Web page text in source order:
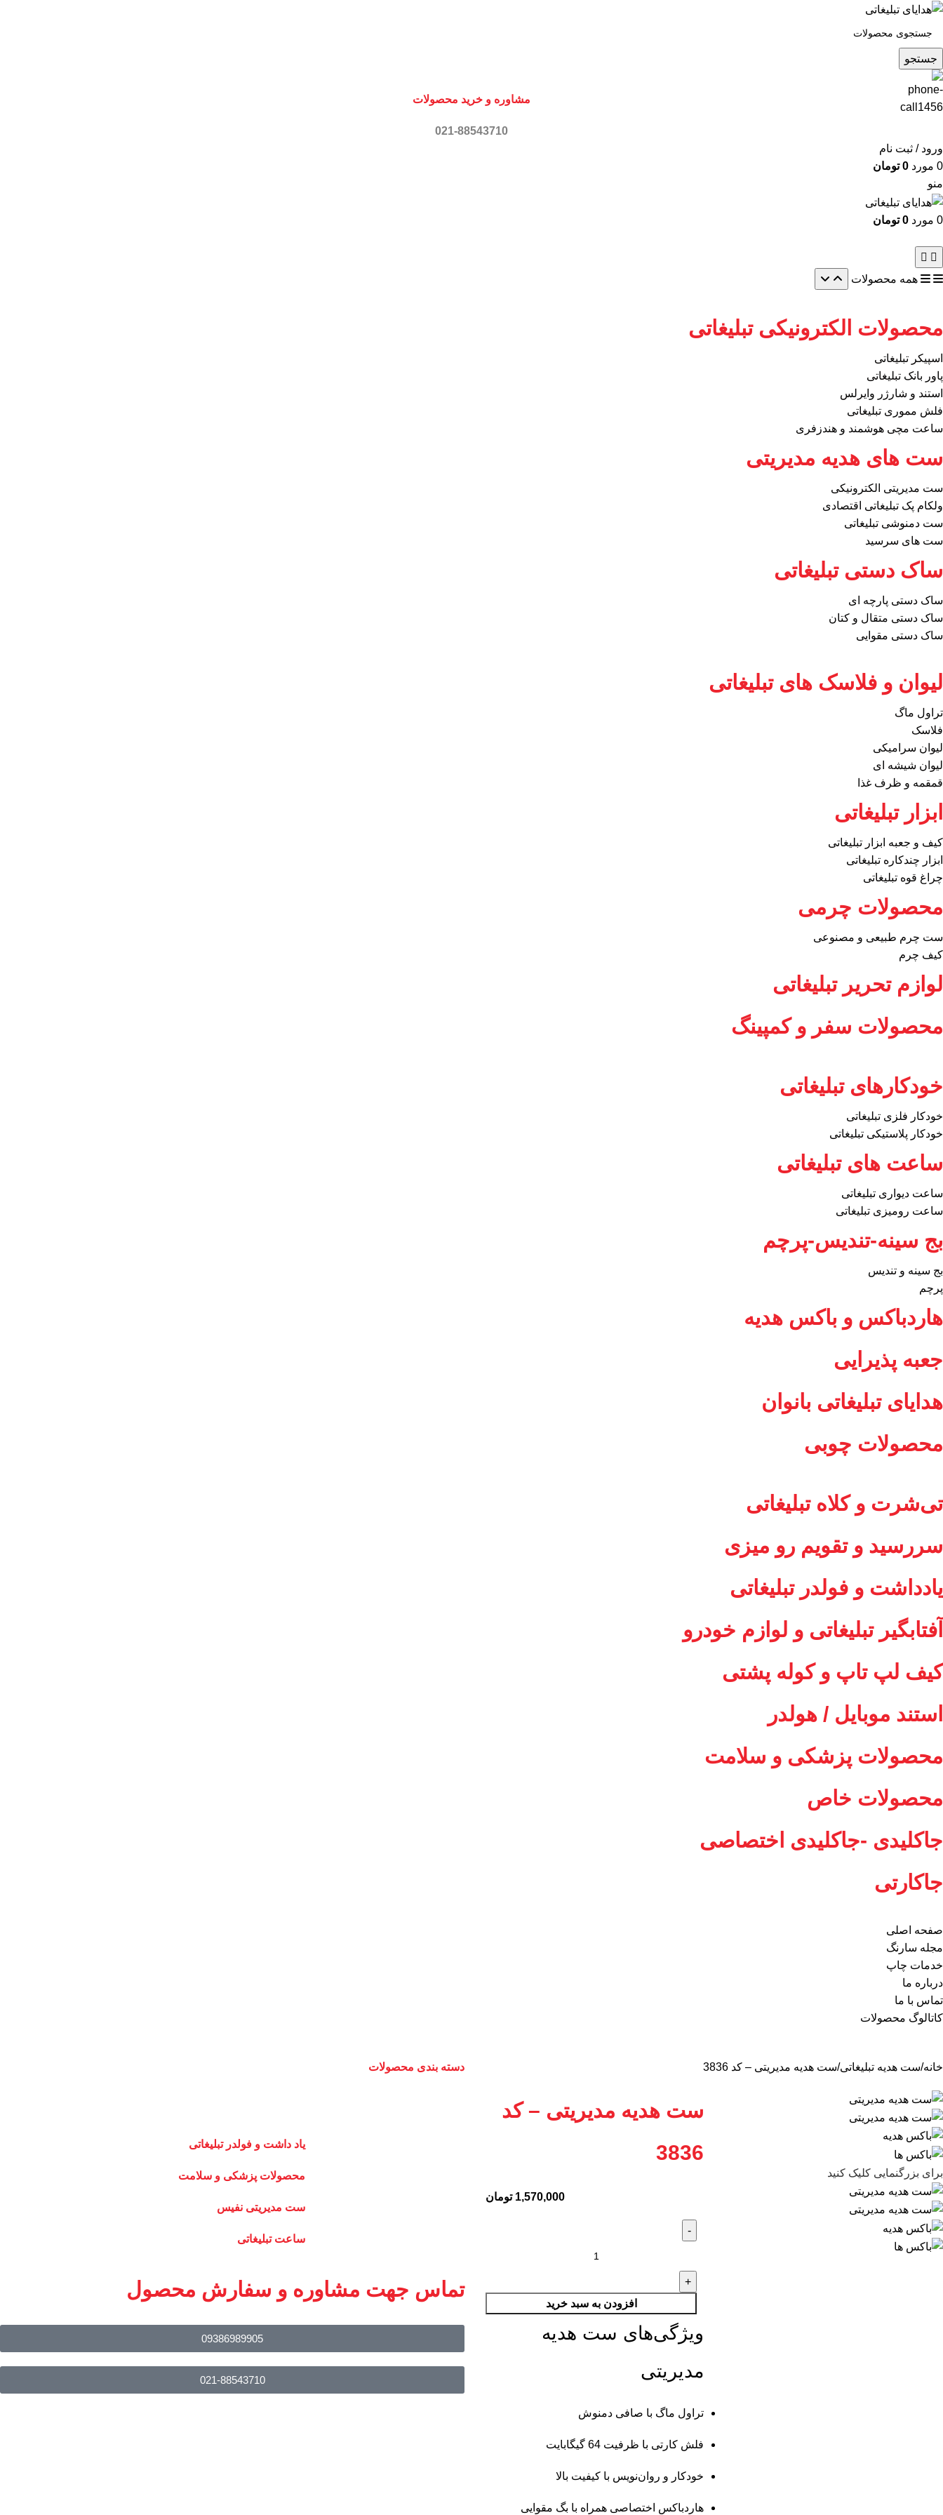
جستجو
مشاوره و خرید محصولات
021-88543710
ورود / ثبت نام
0 مورد 0 تومان
منو
0 مورد 0 تومان
همه محصولات
محصولات الکترونیکی تبلیغاتی
اسپیکر تبلیغاتی
پاور بانک تبلیغاتی
استند و شارژر وایرلس
فلش مموری تبلیغاتی
ساعت مچی هوشمند و هندزفری
ست های هدیه مدیریتی
ست مدیریتی الکترونیکی
ولکام پک تبلیغاتی اقتصادی
ست دمنوشی تبلیغاتی
ست های سرسید
ساک دستی تبلیغاتی
ساک دستی پارچه ای
ساک دستی متقال و کتان
ساک دستی مقوایی
لیوان و فلاسک های تبلیغاتی
تراول ماگ
فلاسک
لیوان سرامیکی
لیوان شیشه ای
قمقمه و ظرف غذا
ابزار تبلیغاتی
کیف و جعبه ابزار تبلیغاتی
ابزار چندکاره تبلیغاتی
چراغ قوه تبلیغاتی
محصولات چرمی
ست چرم طبیعی و مصنوعی
کیف چرم
لوازم تحریر تبلیغاتی
محصولات سفر و کمپینگ
خودکارهای تبلیغاتی
خودکار فلزی تبلیغاتی
خودکار پلاستیکی تبلیغاتی
ساعت های تبلیغاتی
ساعت دیواری تبلیغاتی
ساعت رومیزی تبلیغاتی
بج سینه-تندیس-پرچم
بج سینه و تندیس
پرچم
هاردباکس و باکس هدیه
جعبه پذیرایی
هدایای تبلیغاتی بانوان
محصولات چوبی
تی‌شرت و کلاه تبلیغاتی
سررسید و تقویم رو میزی
یادداشت و فولدر تبلیغاتی
آفتابگیر تبلیغاتی و لوازم خودرو
کیف لپ تاپ و کوله پشتی
استند موبایل / هولدر
محصولات پزشکی و سلامت
محصولات خاص
جاکلیدی -جاکلیدی اختصاصی
جاکارتی
صفحه اصلی
مجله سارنگ
خدمات چاپ
درباره ما
تماس با ما
کاتالوگ محصولات
خانه ست هدیه تبلیغاتی ست هدیه مدیریتی – کد 3836
برای بزرگنمایی کلیک کنید
ست هدیه مدیریتی – کد
3836
1,570,000 تومان
افزودن به سبد خرید
ویژگی‌های ست هدیه
مدیریتی
تراول ماگ با صافی دمنوش
فلش کارتی با ظرفیت 64 گیگابایت
خودکار و روان‌نویس با کیفیت بالا
هاردباکس اختصاصی همراه با بگ مقوایی
دسته بندی محصولات
یاد داشت و فولدر تبلیغاتی
محصولات پزشکی و سلامت
ست مدیریتی نفیس
ساعت تبلیغاتی
تماس جهت مشاوره و سفارش محصول
09386989905
021-88543710